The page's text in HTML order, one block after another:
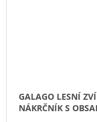
GALAGO LESNÍ
NÁKRČNÍK S